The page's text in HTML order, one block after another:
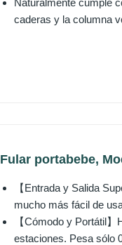
caderas y la columna
Fular portabebe,
【Entrada y Salida
mucho más fácil de
【Cómodo y Portátil
estaciones. Pesa sólo